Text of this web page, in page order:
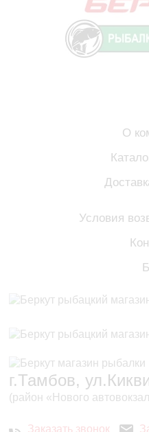
О
Условия
г.Тамбов,
(район «Нового
Заказать звонок